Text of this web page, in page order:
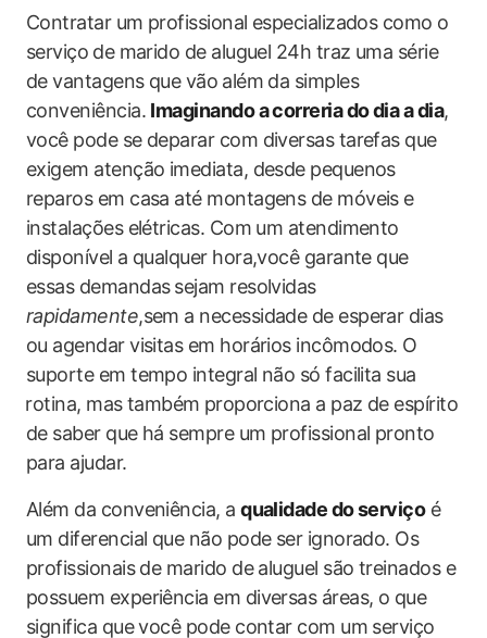
Contratar‍ um ‍profissional especializados como o
serviço ⁢de marido de aluguel 24h traz uma série
de vantagens ​que vão ⁣além da​ simples
conveniência. Imaginando‍ a correria do dia a dia,
você pode se deparar com diversas tarefas que
exigem atenção imediata, desde pequenos‍
reparos ‍em casa até montagens de móveis ⁢e
instalações‌ elétricas. Com um atendimento​
disponível a qualquer hora,você garante que
essas demandas ⁢sejam resolvidas
rapidamente,sem a necessidade de esperar dias
ou agendar visitas em horários incômodos. O
suporte em tempo integral não só facilita sua
⁤rotina, mas também⁤ proporciona a paz de espírito
de saber que há sempre um profissional pronto
para ajudar.
Além da ‍conveniência,‍ aqualidade​ do serviçoé
um diferencial que não pode ser ignorado. Os
profissionais de marido de ‍aluguel são‍ treinados e
possuem experiência em diversas​ áreas, ‌o que
significa que você ‍pode ​contar com um serviço